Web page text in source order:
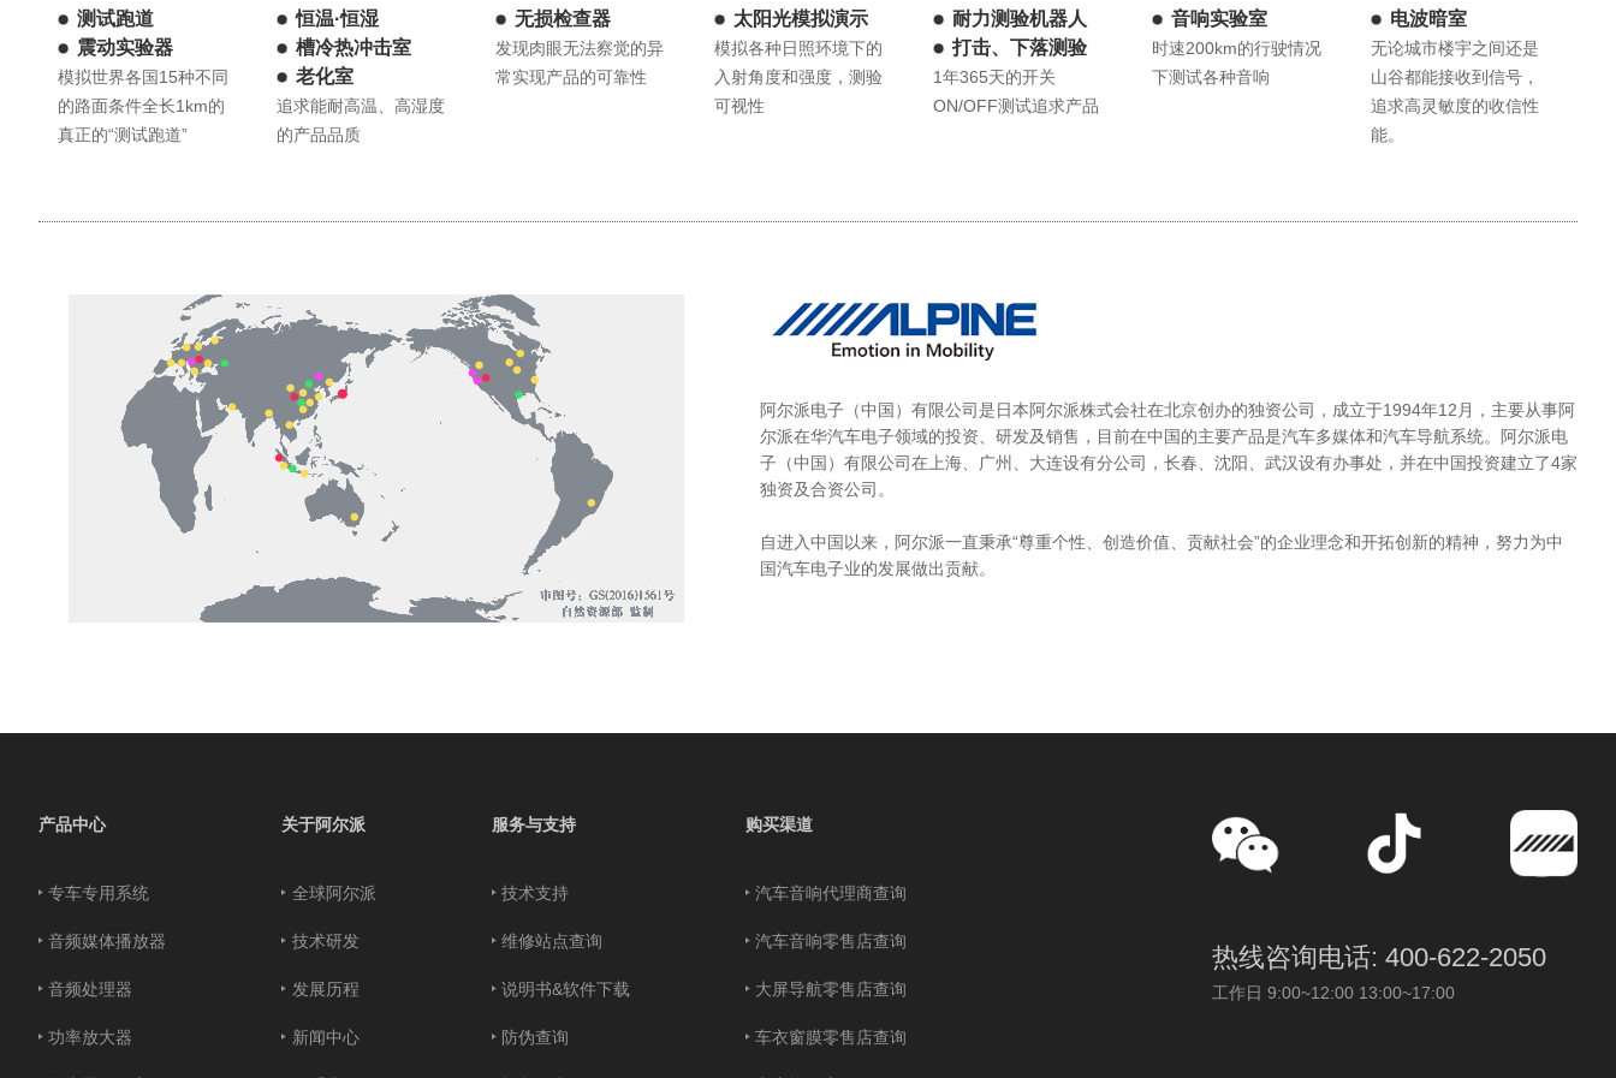
测试跑道
震动实验器
模拟世界各国15种不同
的路面条件全长1km的
真正的“测试跑道”
恒温·恒湿
槽冷热冲击室
老化室
追求能耐高温、高湿度
的产品品质
无损检查器
发现肉眼无法察觉的异
常实现产品的可靠性
太阳光模拟演示
模拟各种日照环境下的
入射角度和强度，测验
可视性
耐力测验机器人
打击、下落测验
1年365天的开关
ON/OFF测试追求产品
音响实验室
时速200km的行驶情况
下测试各种音响
电波暗室
无论城市楼宇之间还是
山谷都能接收到信号，
追求高灵敏度的收信性
能。
阿尔派电子（中国）有限公司是日本阿尔派株式会社在北京创办的独资公司，成立于1994年12月，主要从事阿
尔派在华汽车电子领域的投资、研发及销售，目前在中国的主要产品是汽车多媒体和汽车导航系统。阿尔派电
子（中国）有限公司在上海、广州、大连设有分公司，长春、沈阳、武汉设有办事处，并在中国投资建立了4家
独资及合资公司。
自进入中国以来，阿尔派一直秉承“尊重个性、创造价值、贡献社会”的企业理念和开拓创新的精神，努力为中
国汽车电子业的发展做出贡献。
产品中心
专车专用系统
音频媒体播放器
音频处理器
功率放大器
关于阿尔派
全球阿尔派
技术研发
发展历程
新闻中心
服务与支持
技术支持
维修站点查询
说明书&软件下载
防伪查询
购买渠道
汽车音响代理商查询
汽车音响零售店查询
大屏导航零售店查询
车衣窗膜零售店查询
热线咨询电话: 400-622-2050
工作日 9:00~12:00 13:00~17:00